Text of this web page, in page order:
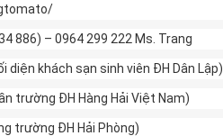
886) – 0964 299 222 Ms. Trang
diện khách sạn sinh viên ĐH Dân Lập)
trường ĐH Hàng Hải Việt Nam)
trường ĐH Hải Phòng)